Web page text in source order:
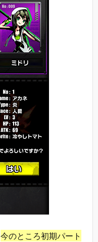
今のところ初期パート